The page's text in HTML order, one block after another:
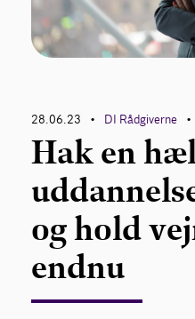
28.06.23 • DI Rådgiverne •
Hak en
og hold
endnu